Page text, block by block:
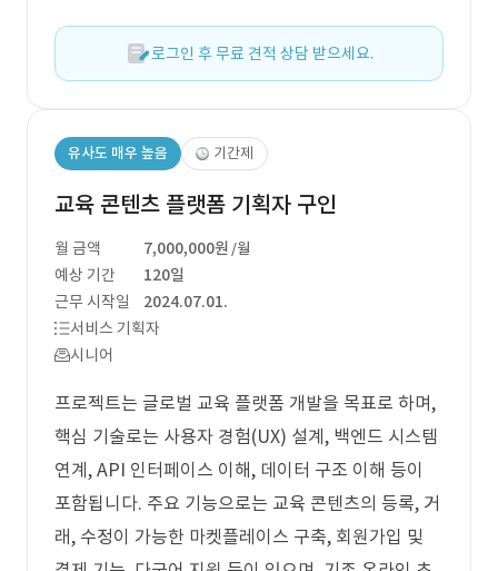
로그인 후 무료 견적 상담 받으세요.
유사도 매우 높음 기간제
교육 콘텐츠 플랫폼 기획자 구인
월 금액 7,000,000원 /월
예상 기간
120일
근무 시작일
2024.07.01.
서비스 기획자
시니어
프로젝트는 글로벌 교육 플랫폼 개발을 목표로 하며,
핵심 기술로는 사용자 경험(UX) 설계, 백엔드 시스템
연계, API 인터페이스 이해, 데이터 구조 이해 등이
포함됩니다. 주요 기능으로는 교육 콘텐츠의 등록, 거
래, 수정이 가능한 마켓플레이스 구축, 회원가입 및